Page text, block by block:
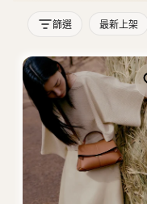
篩選 最新上架